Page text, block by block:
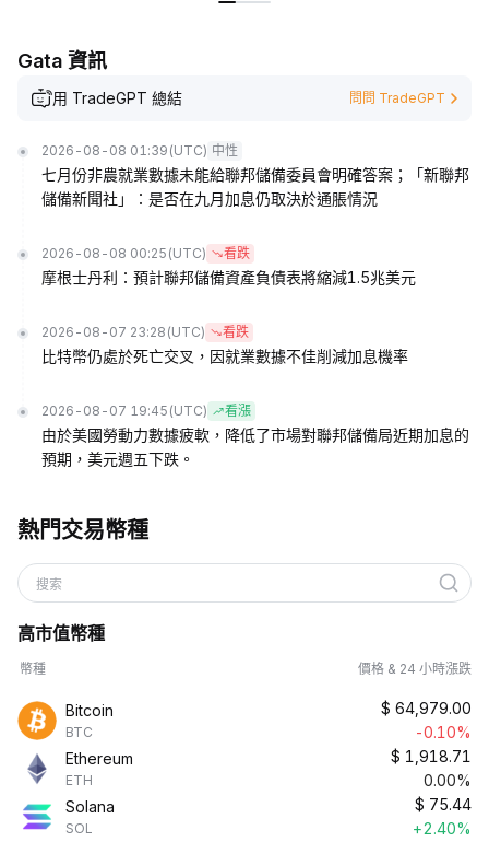
Gata 資訊
用 TradeGPT 總結 問問 TradeGPT
2026-08-08 01:39 (UTC) 中性
七月份非農就業數據未能給聯邦儲備委員會明確答案；「新聯邦
儲備新聞社」：是否在九月加息仍取決於通脹情況
2026-08-08 00:25 (UTC) 看跌
摩根士丹利：預計聯邦儲備資產負債表將縮減1.5兆美元
2026-08-07 23:28 (UTC) 看跌
比特幣仍處於死亡交叉，因就業數據不佳削減加息機率
2026-08-07 19:45 (UTC) 看漲
由於美國勞動力數據疲軟，降低了市場對聯邦儲備局近期加息的
預期，美元週五下跌。
熱門交易幣種
搜索
高市值幣種
幣種 價格 & 24 小時漲跌
Bitcoin
BTC
$ 64,979.00
-0.10%
Ethereum
ETH
$ 1,918.71
0.00%
Solana
SOL
$ 75.44
+2.40%